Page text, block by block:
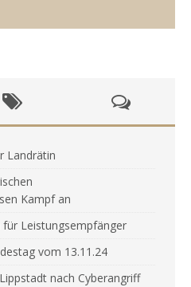
Landrätin
Kampf an
Leistungsempfänger
vom 13.11.24
nach Cyberangriff